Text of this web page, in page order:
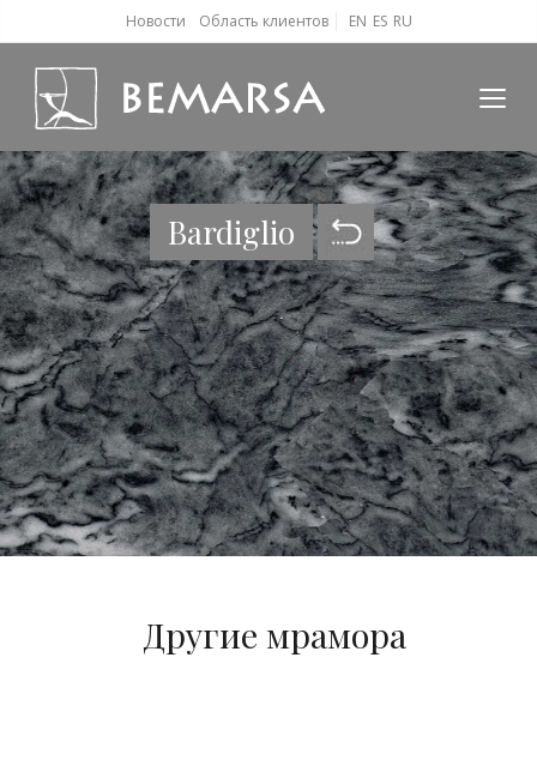
Новости Область клиентов EN ES RU
Bardiglio
Другие мрамора